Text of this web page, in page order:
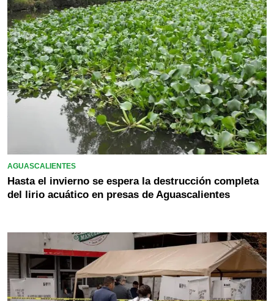
AGUASCALIENTES
Hasta el invierno se espera la destrucción completa
del lirio acuático en presas de Aguascalientes